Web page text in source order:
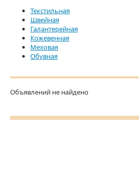
Текстильная
Швейная
Галантерейная
Кожевенная
Меховая
Обувная
Объявлений не найдено